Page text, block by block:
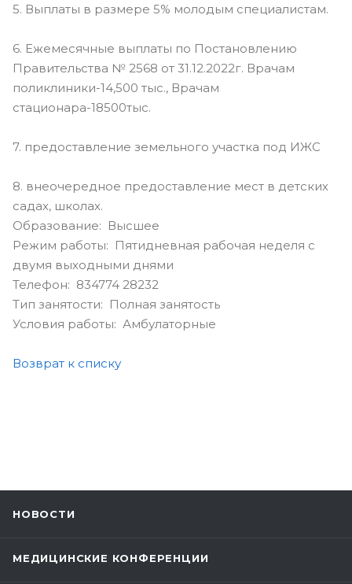
5. Выплаты в размере 5% молодым специалистам.
6. Ежемесячные выплаты по Постановлению
Правительства № 2568 от 31.12.2022г. Врачам
поликлиники-14,500 тыс., Врачам
стационара-18500тыс.
7. предоставление земельного участка под ИЖС
8. внеочередное предоставление мест в детских
садах, школах.
Образование: Высшее
Режим работы: Пятидневная рабочая неделя с
двумя выходными днями
Телефон: 834774 28232
Тип занятости: Полная занятость
Условия работы: Амбулаторные
Возврат к списку
НОВОСТИ
МЕДИЦИНСКИЕ КОНФЕРЕНЦИИ